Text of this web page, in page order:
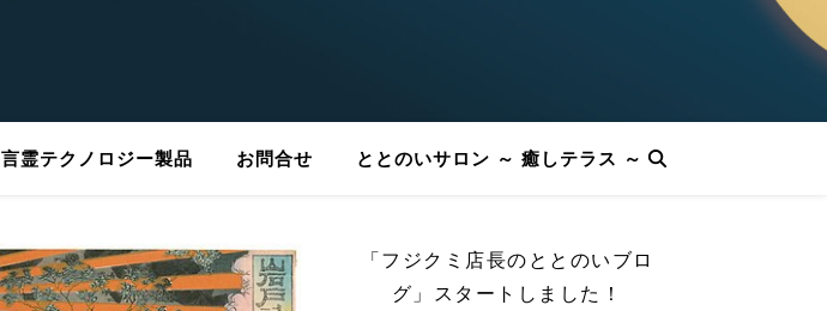
言霊テクノロジー製品 お問合せ ととのいサロン ～ 癒しテラス ～
「フジクミ店長のととのいブロ
グ」スタートしました！